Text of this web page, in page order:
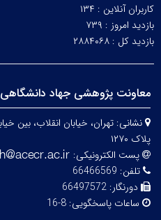
کاربران آنلاین : ۱۳۴
بازدید امروز : ۷۳۹
بازدید کل : ۲۸۸۴۰۶۸
معاونت پژوهشی جهاد دانشگاهی
نشانی:
پلاک ۱۲۷۰
پست الکترونیکی:
تلفن: 66466569
دورنگار: 66497572
ساعات پاسخگویی: 8-16